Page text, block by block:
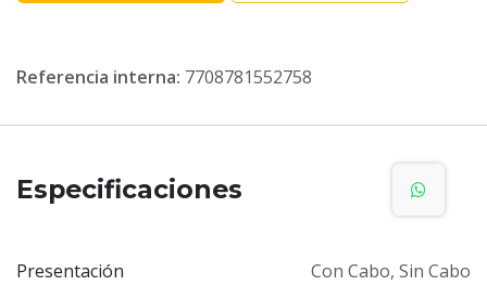
Referencia interna: 7708781552758
Especificaciones
Presentación Con Cabo, Sin Cabo